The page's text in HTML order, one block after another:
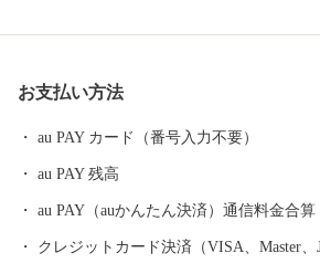
お支払い方法
au PAY カード（番号入力不要）
au PAY 残高
au PAY（auかんたん決済）通信料金合算
クレジットカード決済（VISA、Master、